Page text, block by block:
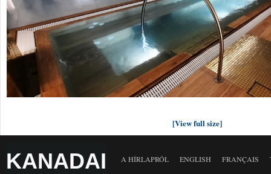
[View full size]
KANADAI
A HÍRLAPRÓL ENGLISH FRANÇAIS